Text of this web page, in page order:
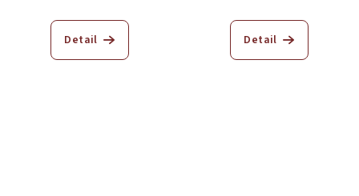
Detail Detail